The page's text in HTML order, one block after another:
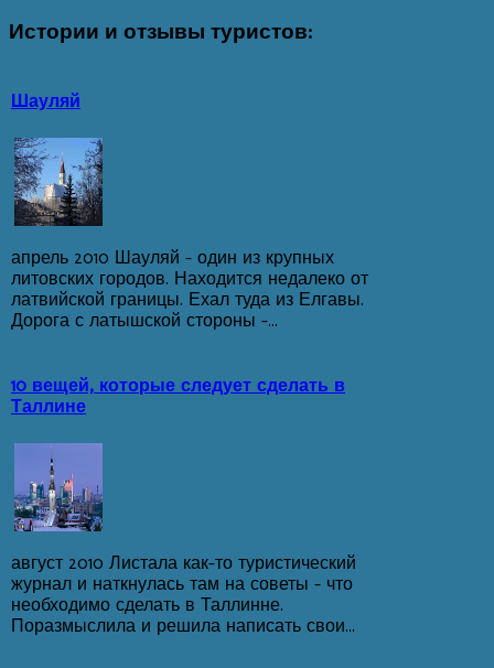
Истории и отзывы туристов:
Шауляй
апрель 2010 Шауляй - один из крупных
литовских городов. Находится недалеко от
латвийской границы. Ехал туда из Елгавы.
Дорога с латышской стороны -...
10 вещей, которые следует сделать в
Таллине
август 2010 Листала как-то туристический
журнал и наткнулась там на советы - что
необходимо сделать в Таллинне.
Поразмыслила и решила написать свои...